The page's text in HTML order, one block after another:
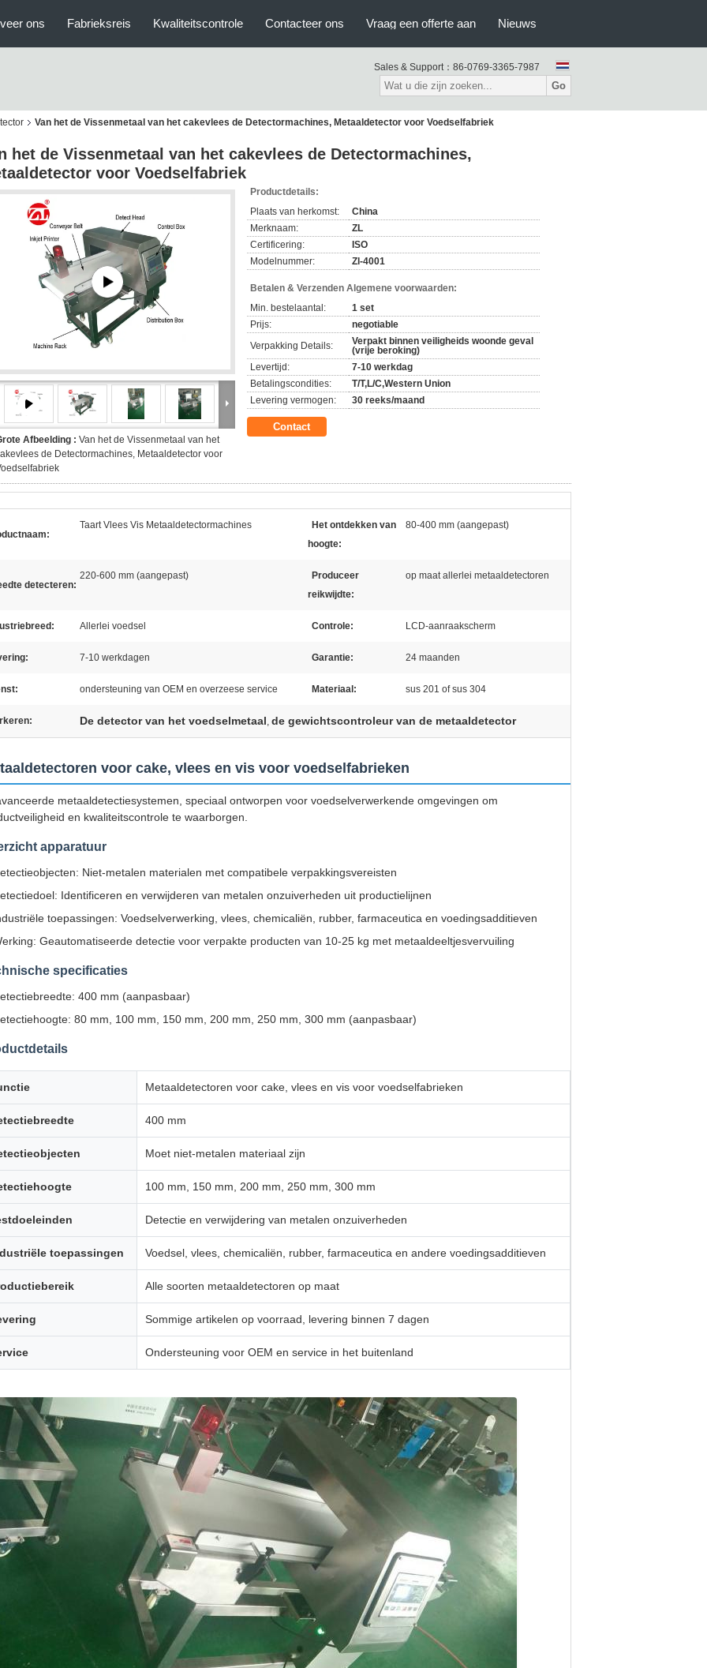
ons Fabrieksreis Kwaliteitscontrole Contacteer ons Vraag een offerte aan Nieuws
Sales & Support： 86-0769-3365-7987
Go
Van het de Vissenmetaal van het cakevlees de Detectormachines, Metaaldetector voor Voedselfabriek
het de Vissenmetaal van het cakevlees de Detectormachines,
voor Voedselfabriek
Afbeelding : Van het de Vissenmetaal van het
de Detectormachines, Metaaldetector voor
Productdetails:
Plaats van herkomst:
China
Merknaam:
ZL
Certificering:
ISO
Modelnummer:
Zl-4001
Betalen & Verzenden Algemene voorwaarden:
Min. bestelaantal:
1 set
Prijs:
negotiable
Verpakking Details:
Verpakt binnen veiligheids woonde geval
(vrije beroking)
Levertijd:
7-10 werkdag
Betalingscondities:
T/T,L/C,Western Union
Levering vermogen:
30 reeks/maand
Contact
Taart Vlees Vis Metaaldetectormachines
Het ontdekken van
hoogte:
80-400 mm (aangepast)
detecteren:
220-600 mm (aangepast)
Produceer
reikwijdte:
op maat allerlei metaaldetectoren
Allerlei voedsel Controle: LCD-aanraakscherm
7-10 werkdagen Garantie: 24 maanden
ondersteuning van OEM en overzeese service Materiaal: sus 201 of sus 304
De detector van het voedselmetaal, de gewichtscontroleur van de metaaldetector
voor cake, vlees en vis voor voedselfabrieken
metaaldetectiesystemen, speciaal ontworpen voor voedselverwerkende omgevingen om
en kwaliteitscontrole te waarborgen.
apparatuur
Niet-metalen materialen met compatibele verpakkingsvereisten
Identificeren en verwijderen van metalen onzuiverheden uit productielijnen
toepassingen: Voedselverwerking, vlees, chemicaliën, rubber, farmaceutica en voedingsadditieven
Geautomatiseerde detectie voor verpakte producten van 10-25 kg met metaaldeeltjesvervuiling
specificaties
400 mm (aanpasbaar)
80 mm, 100 mm, 150 mm, 200 mm, 250 mm, 300 mm (aanpasbaar)
Metaaldetectoren voor cake, vlees en vis voor voedselfabrieken
400 mm
Moet niet-metalen materiaal zijn
100 mm, 150 mm, 200 mm, 250 mm, 300 mm
Detectie en verwijdering van metalen onzuiverheden
toepassingen Voedsel, vlees, chemicaliën, rubber, farmaceutica en andere voedingsadditieven
Alle soorten metaaldetectoren op maat
Sommige artikelen op voorraad, levering binnen 7 dagen
Ondersteuning voor OEM en service in het buitenland